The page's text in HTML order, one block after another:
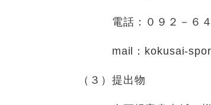
電話：０９２－６４
mail：kokusai-
（３）提出物